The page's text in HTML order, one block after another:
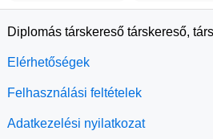
Diplomás társkereső társkereső,
Elérhetőségek
Felhasználási feltételek
Adatkezelési nyilatkozat